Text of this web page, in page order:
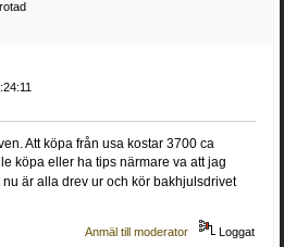
Att köpa från usa kostar 3700 ca
köpa eller ha tips närmare va att jag
nu är alla drev ur och kör bakhjulsdrivet
Anmäl till moderator Loggat